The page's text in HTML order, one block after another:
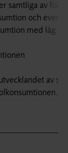
samtliga av
och
med låg
av